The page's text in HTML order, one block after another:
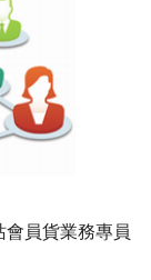
員貨業務專員